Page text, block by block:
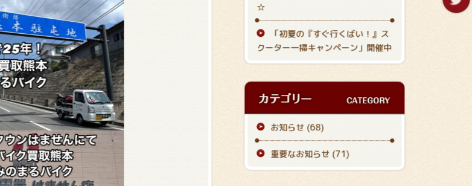
☆
「初夏の『すぐ行くばい！』ス
クーター一掃キャンペーン」開催中
お知らせ (68)
重要なお知らせ (71)